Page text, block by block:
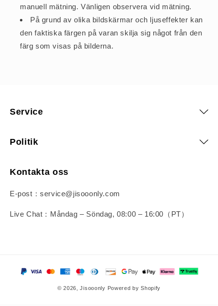
manuell mätning. Vänligen observera vid mätning.
På grund av olika bildskärmar och ljuseffekter kan
den faktiska färgen på varan skilja sig något från den
färg som visas på bilderna.
Service
Politik
Kontakta oss
E-post：service@jisooonly.com
Live Chat：Måndag – Söndag, 08:00 – 16:00（PT）
Betalningsmetoder
© 2026,Jisooonly Powered by Shopify